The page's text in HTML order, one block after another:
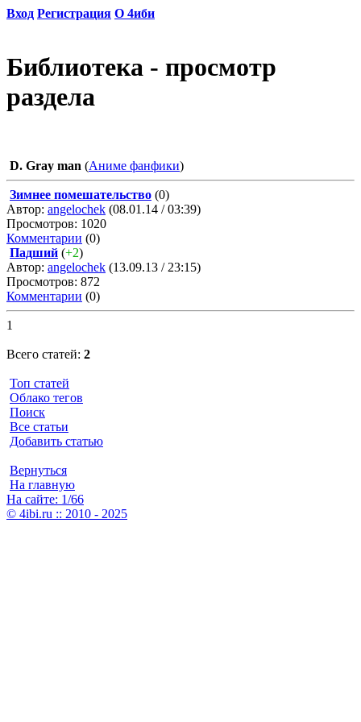
Вход Регистрация О 4иби
Библиотека - просмотр
раздела
D. Gray man (Аниме фанфики)
Зимнее помешательство (0)
Автор: angelochek (08.01.14 / 03:39)
Просмотров: 1020
Комментарии (0)
Падший (+2)
Автор: angelochek (13.09.13 / 23:15)
Просмотров: 872
Комментарии (0)
1
Всего статей: 2
Топ статей
Облако тегов
Поиск
Все статьи
Добавить статью
Вернуться
На главную
На сайте: 1/66
© 4ibi.ru :: 2010 - 2025